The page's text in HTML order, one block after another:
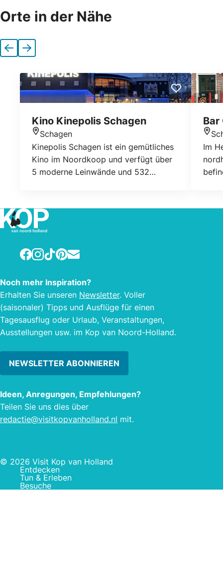
Orte in der Nähe
VorherigeNächste
Kino Kinepolis Schagen
Standort
Schagen
Kinepolis Schagen ist ein gemütliches
Kino im Noordkoop und verfügt über
5 moderne Leinwände und 532
Bar
Im
Facebook
Instagram
TikTokPinterest
E-mail
Noch mehr Inspiration?
Erhalten Sie unseren Newsletter. Voller
(saisonaler) Tipps und Ausflüge für einen
Tagesausflug oder Urlaub, Veranstaltungen,
Ausstellungen usw. im Kop van Noord-Holland.
NEWSLETTER ABONNIEREN
Ideen, Anregungen, Empfehlungen?
Teilen Sie uns dies über
redactie@visitkopvanholland.nl mit.
© 2026 Visit Kop van Holland
Entdecken
Tun & Erleben
Besuche